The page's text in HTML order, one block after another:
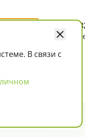
+7
В связи с
личном